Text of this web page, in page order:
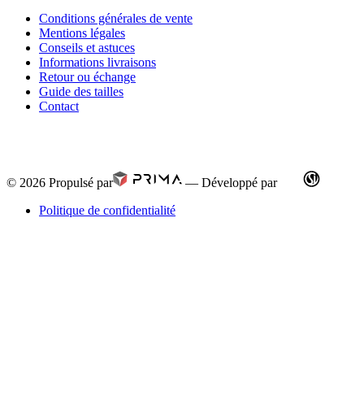
Conditions générales de vente
Mentions légales
Conseils et astuces
Informations livraisons
Retour ou échange
Guide des tailles
Contact
© 2026 Propulsé par — Développé par
Politique de confidentialité